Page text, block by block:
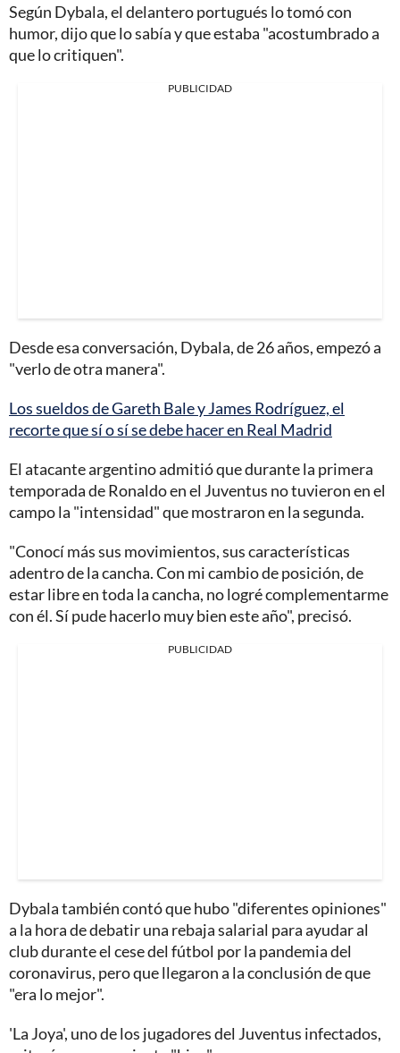
Según Dybala, el delantero portugués lo tomó con
humor, dijo que lo sabía y que estaba "acostumbrado a
que lo critiquen".
PUBLICIDAD
Desde esa conversación, Dybala, de 26 años, empezó a
"verlo de otra manera".
Los sueldos de Gareth Bale y James Rodríguez, el
recorte que sí o sí se debe hacer en Real Madrid
El atacante argentino admitió que durante la primera
temporada de Ronaldo en el Juventus no tuvieron en el
campo la "intensidad" que mostraron en la segunda.
"Conocí más sus movimientos, sus características
adentro de la cancha. Con mi cambio de posición, de
estar libre en toda la cancha, no logré complementarme
con él. Sí pude hacerlo muy bien este año", precisó.
PUBLICIDAD
Dybala también contó que hubo "diferentes opiniones"
a la hora de debatir una rebaja salarial para ayudar al
club durante el cese del fútbol por la pandemia del
coronavirus, pero que llegaron a la conclusión de que
"era lo mejor".
'La Joya', uno de los jugadores del Juventus infectados,